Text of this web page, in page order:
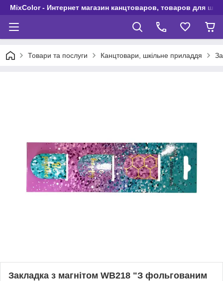
MixColor - Интернет магазин канцтоваров, товаров для
Товари та послуги Канцтовари, шкільне приладдя
Закладка з магнітом WB218 "З фольгованим